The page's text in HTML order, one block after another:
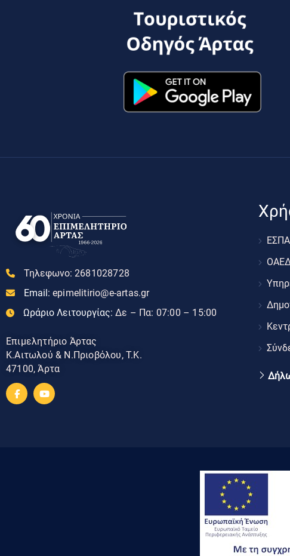
Τηλεφωνο: 2681028728
Email: epimelitirio@e-artas.gr
Ωράριο Λειτουργίας: Δε – Πα: 07:00 – 15:00
Επιμελητήριο Άρτας
Κ.Αιτωλού & Ν.Πριοβόλου, Τ.Κ.
47100, Άρτα
ΕΣΠΑ